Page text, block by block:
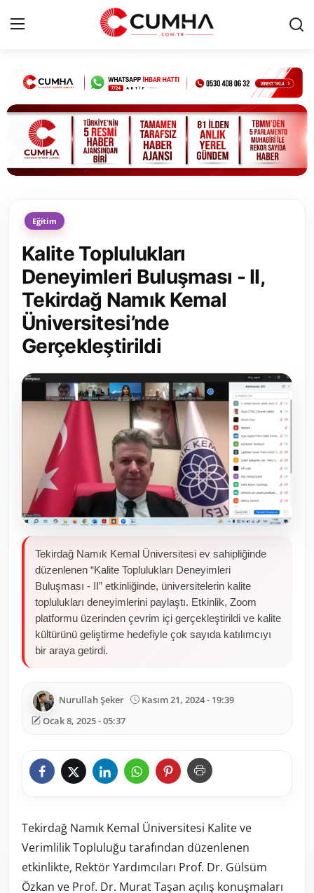
Kurumsal
Cumhurbaşkanlığı
Bakanlıklar
Siyasi Partiler
Yerel Yönetimler
Mülki İdare
Toplum ve Yaşam
Kamu Kurumları ve Üst Kurullar
Resmi Reklamlar
Eğitim
Kalite Toplulukları
Deneyimleri Buluşması - II,
Tekirdağ Namık Kemal
Üniversitesi’nde
Gerçekleştirildi
Tekirdağ Namık Kemal Üniversitesi ev sahipliğinde
düzenlenen “Kalite Toplulukları Deneyimleri
Buluşması - II” etkinliğinde, üniversitelerin kalite
toplulukları deneyimlerini paylaştı. Etkinlik, Zoom
platformu üzerinden çevrim içi gerçekleştirildi ve kalite
kültürünü geliştirme hedefiyle çok sayıda katılımcıyı
bir araya getirdi.
Nurullah Şeker
Kasım 21, 2024 - 19:39
Ocak 8, 2025 - 05:37
Tekirdağ Namık Kemal Üniversitesi Kalite ve
Verimlilik Topluluğu tarafından düzenlenen
etkinlikte, Rektör Yardımcıları Prof. Dr. Gülsüm
Özkan ve Prof. Dr. Murat Taşan açılış konuşmaları